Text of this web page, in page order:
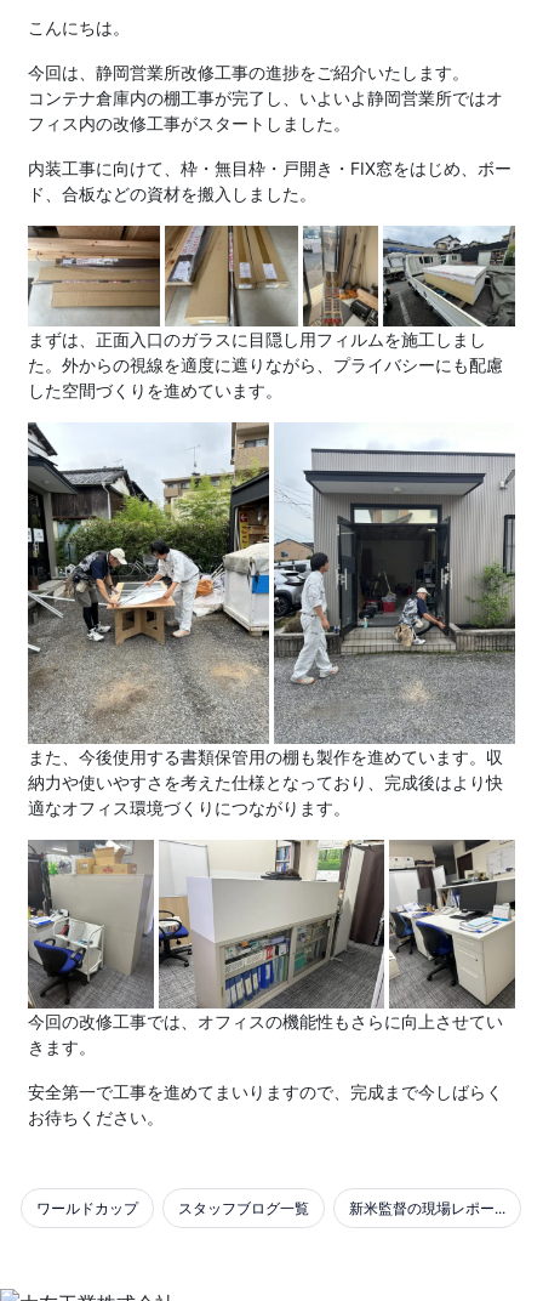
こんにちは。
今回は、静岡営業所改修工事の進捗をご紹介いたします。
コンテナ倉庫内の棚工事が完了し、いよいよ静岡営業所ではオ
フィス内の改修工事がスタートしました。
内装工事に向けて、枠・無目枠・戸開き・FIX窓をはじめ、ボー
ド、合板などの資材を搬入しました。
まずは、正面入口のガラスに目隠し用フィルムを施工しまし
た。外からの視線を適度に遮りながら、プライバシーにも配慮
した空間づくりを進めています。
また、今後使用する書類保管用の棚も製作を進めています。収
納力や使いやすさを考えた仕様となっており、完成後はより快
適なオフィス環境づくりにつながります。
今回の改修工事では、オフィスの機能性もさらに向上させてい
きます。
安全第一で工事を進めてまいりますので、完成まで今しばらく
お待ちください。
ワールドカップ スタッフブログ一覧 新米監督の現場レポー...